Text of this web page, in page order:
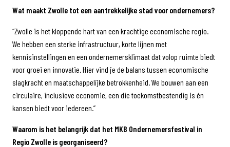
Wat maakt Zwolle tot een aantrekkelijke stad voor ondernemers?
“Zwolle is het kloppende hart van een krachtige economische regio.
We hebben een sterke infrastructuur, korte lijnen met
kennisinstellingen en een ondernemersklimaat dat volop ruimte biedt
voor groei en innovatie. Hier vind je de balans tussen economische
slagkracht en maatschappelijke betrokkenheid. We bouwen aan een
circulaire, inclusieve economie, een die toekomstbestendig is én
kansen biedt voor iedereen.”
Waarom is het belangrijk dat het MKB Ondernemersfestival in
Regio Zwolle is georganiseerd?